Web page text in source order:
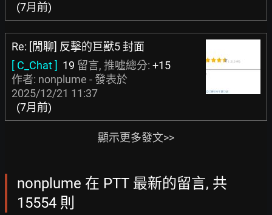
(7月前)
Re: [閒聊] 反擊的巨獸5 封面
[ C_Chat ] 19 留言, 推噓總分: +15
作者: nonplume - 發表於
2025/12/21 11:37
(7月前)
顯示更多發文>>
nonplume 在 PTT 最新的留言, 共
15554 則